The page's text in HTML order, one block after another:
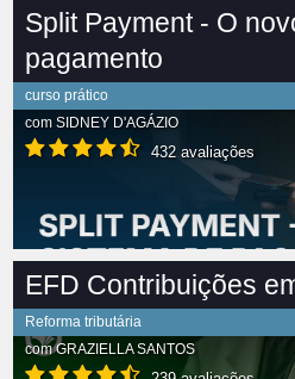
Split Payment - O
pagamento
curso prático
com SIDNEY D'AGÁZIO
432 avaliações
EFD Contribuições
Reforma tributária
comGRAZIELLA SANTOS